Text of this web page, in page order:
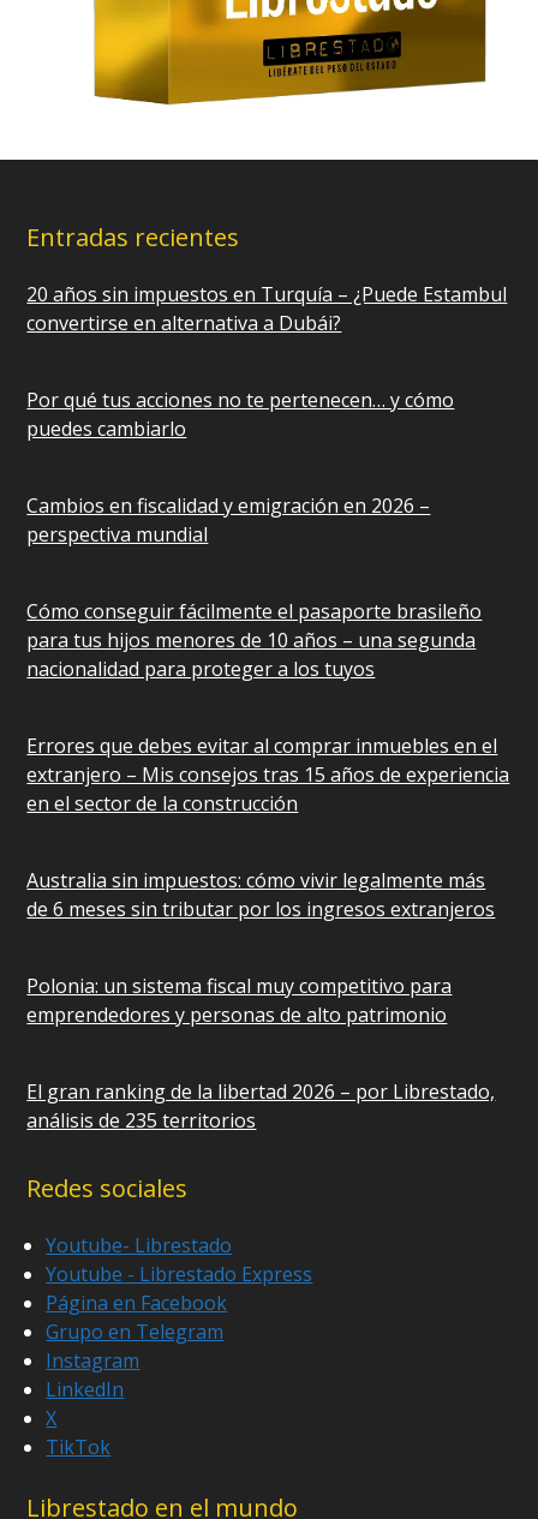
Entradas recientes
20 años sin impuestos en Turquía – ¿Puede Estambul
convertirse en alternativa a Dubái?
Por qué tus acciones no te pertenecen… y cómo
puedes cambiarlo
Cambios en fiscalidad y emigración en 2026 –
perspectiva mundial
Cómo conseguir fácilmente el pasaporte brasileño
para tus hijos menores de 10 años – una segunda
nacionalidad para proteger a los tuyos
Errores que debes evitar al comprar inmuebles en el
extranjero – Mis consejos tras 15 años de experiencia
en el sector de la construcción
Australia sin impuestos: cómo vivir legalmente más
de 6 meses sin tributar por los ingresos extranjeros
Polonia: un sistema fiscal muy competitivo para
emprendedores y personas de alto patrimonio
El gran ranking de la libertad 2026 – por Librestado,
análisis de 235 territorios
Redes sociales
Youtube- Librestado
Youtube - Librestado Express
Página en Facebook
Grupo en Telegram
Instagram
LinkedIn
X
TikTok
Librestado en el mundo